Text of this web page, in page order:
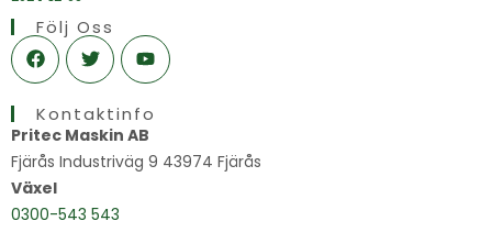
Följ Oss
F
a
c
b
o
o
k
T
w
i
t
e
r
Y
o
u
u
b
e
Kontaktinfo
Pritec Maskin AB
Fjärås Industriväg 9 43974 Fjärås
Växel
0300-543 543